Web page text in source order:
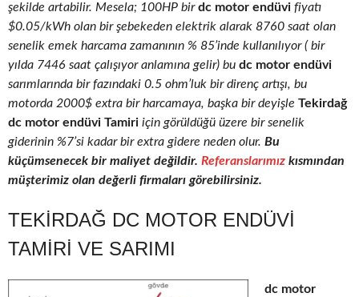
şekilde artabilir. Mesela; 100HP birdc motor endüvi fiyatı
$0.05/kWh olan bir şebekeden elektrik alarak 8760 saat olan
senelik emek harcama zamanının % 85’inde kullanılıyor ( bir
yılda 7446 saat çalışıyor anlamına gelir) bu dc motor endüvi
sarımlarında bir fazındaki 0.5 ohm’luk bir direnç artışı, bu
motorda 2000$ extra bir harcamaya, başka bir deyişle Tekirdağ
dc motor endüvi Tamiri için görüldüğü üzere bir senelik
giderinin %7’si kadar bir extra gidere neden olur. Bu
küçümsenecek bir maliyet değildir. Referanslarımız kısmından
müşterimiz olan değerli firmaları görebilirsiniz.
TEKIRDAĞ DC MOTOR ENDÜVI
TAMIRI VE SARIMI
dc motor